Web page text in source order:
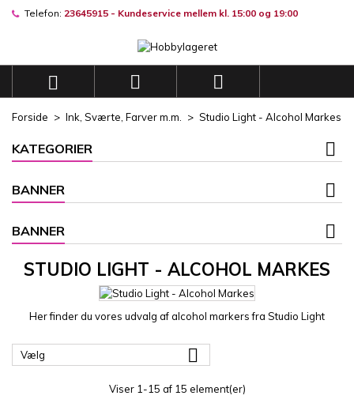
Telefon: 23645915 - Kundeservice mellem kl. 15:00 og 19:00
  
Forside Ink, Sværte, Farver m.m. Studio Light - Alcohol Markes
KATEGORIER
BANNER
BANNER
STUDIO LIGHT - ALCOHOL MARKES
Her finder du vores udvalg af alcohol markers fra Studio Light
Vælg 
Viser 1-15 af 15 element(er)
((confirmMessage))
((cancelText)) ((modalDeleteText))
((label))
Du skal være logget på for at gemme produkter på din
ønskeliste.